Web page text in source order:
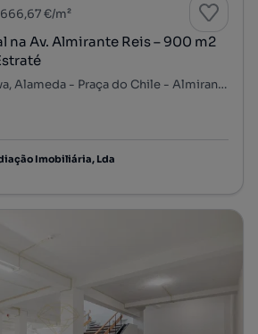
€/m²
na Av. Almirante Reis – 900 m2
Rua Marques da Silva, Alameda - Praça do Chile - Almirante Reis, Arroios, Lisboa, Lisboa
Imobiliária, Lda